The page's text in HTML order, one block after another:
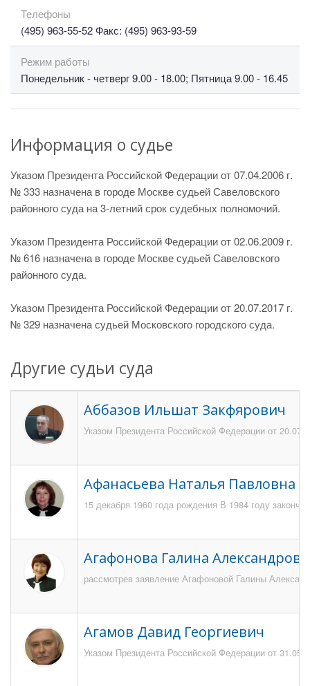
Телефоны
(495) 963-55-52 Факс: (495) 963-93-59
Режим работы
Понедельник - четверг 9.00 - 18.00; Пятница 9.00 - 16.45
Информация о судье
Указом Президента Российской Федерации от 07.04.2006 г.
№ 333 назначена в городе Москве судьей Савеловского
районного суда на 3-летний срок судебных полномочий.
Указом Президента Российской Федерации от 02.06.2009 г.
№ 616 назначена в городе Москве судьей Савеловского
районного суда.
Указом Президента Российской Федерации от 20.07.2017 г.
№ 329 назначена судьей Московского городского суда.
Другие судьи суда
Аббазов Ильшат Закфярович
Указом Президента Российской Федерации от
Афанасьева Наталья Павловна
15 декабря 1960 года рождения В 1984 году
Агафонова Галина
рассмотрев заявление Агафоновой Галины
Агамов Давид Георгиевич
Указом Президента Российской Федерации от